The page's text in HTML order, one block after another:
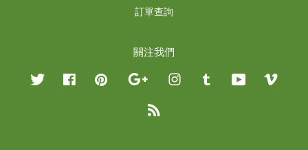
訂單查詢
關注我們
Twitter Facebook Pinterest Google InstagramTumblr YouTube